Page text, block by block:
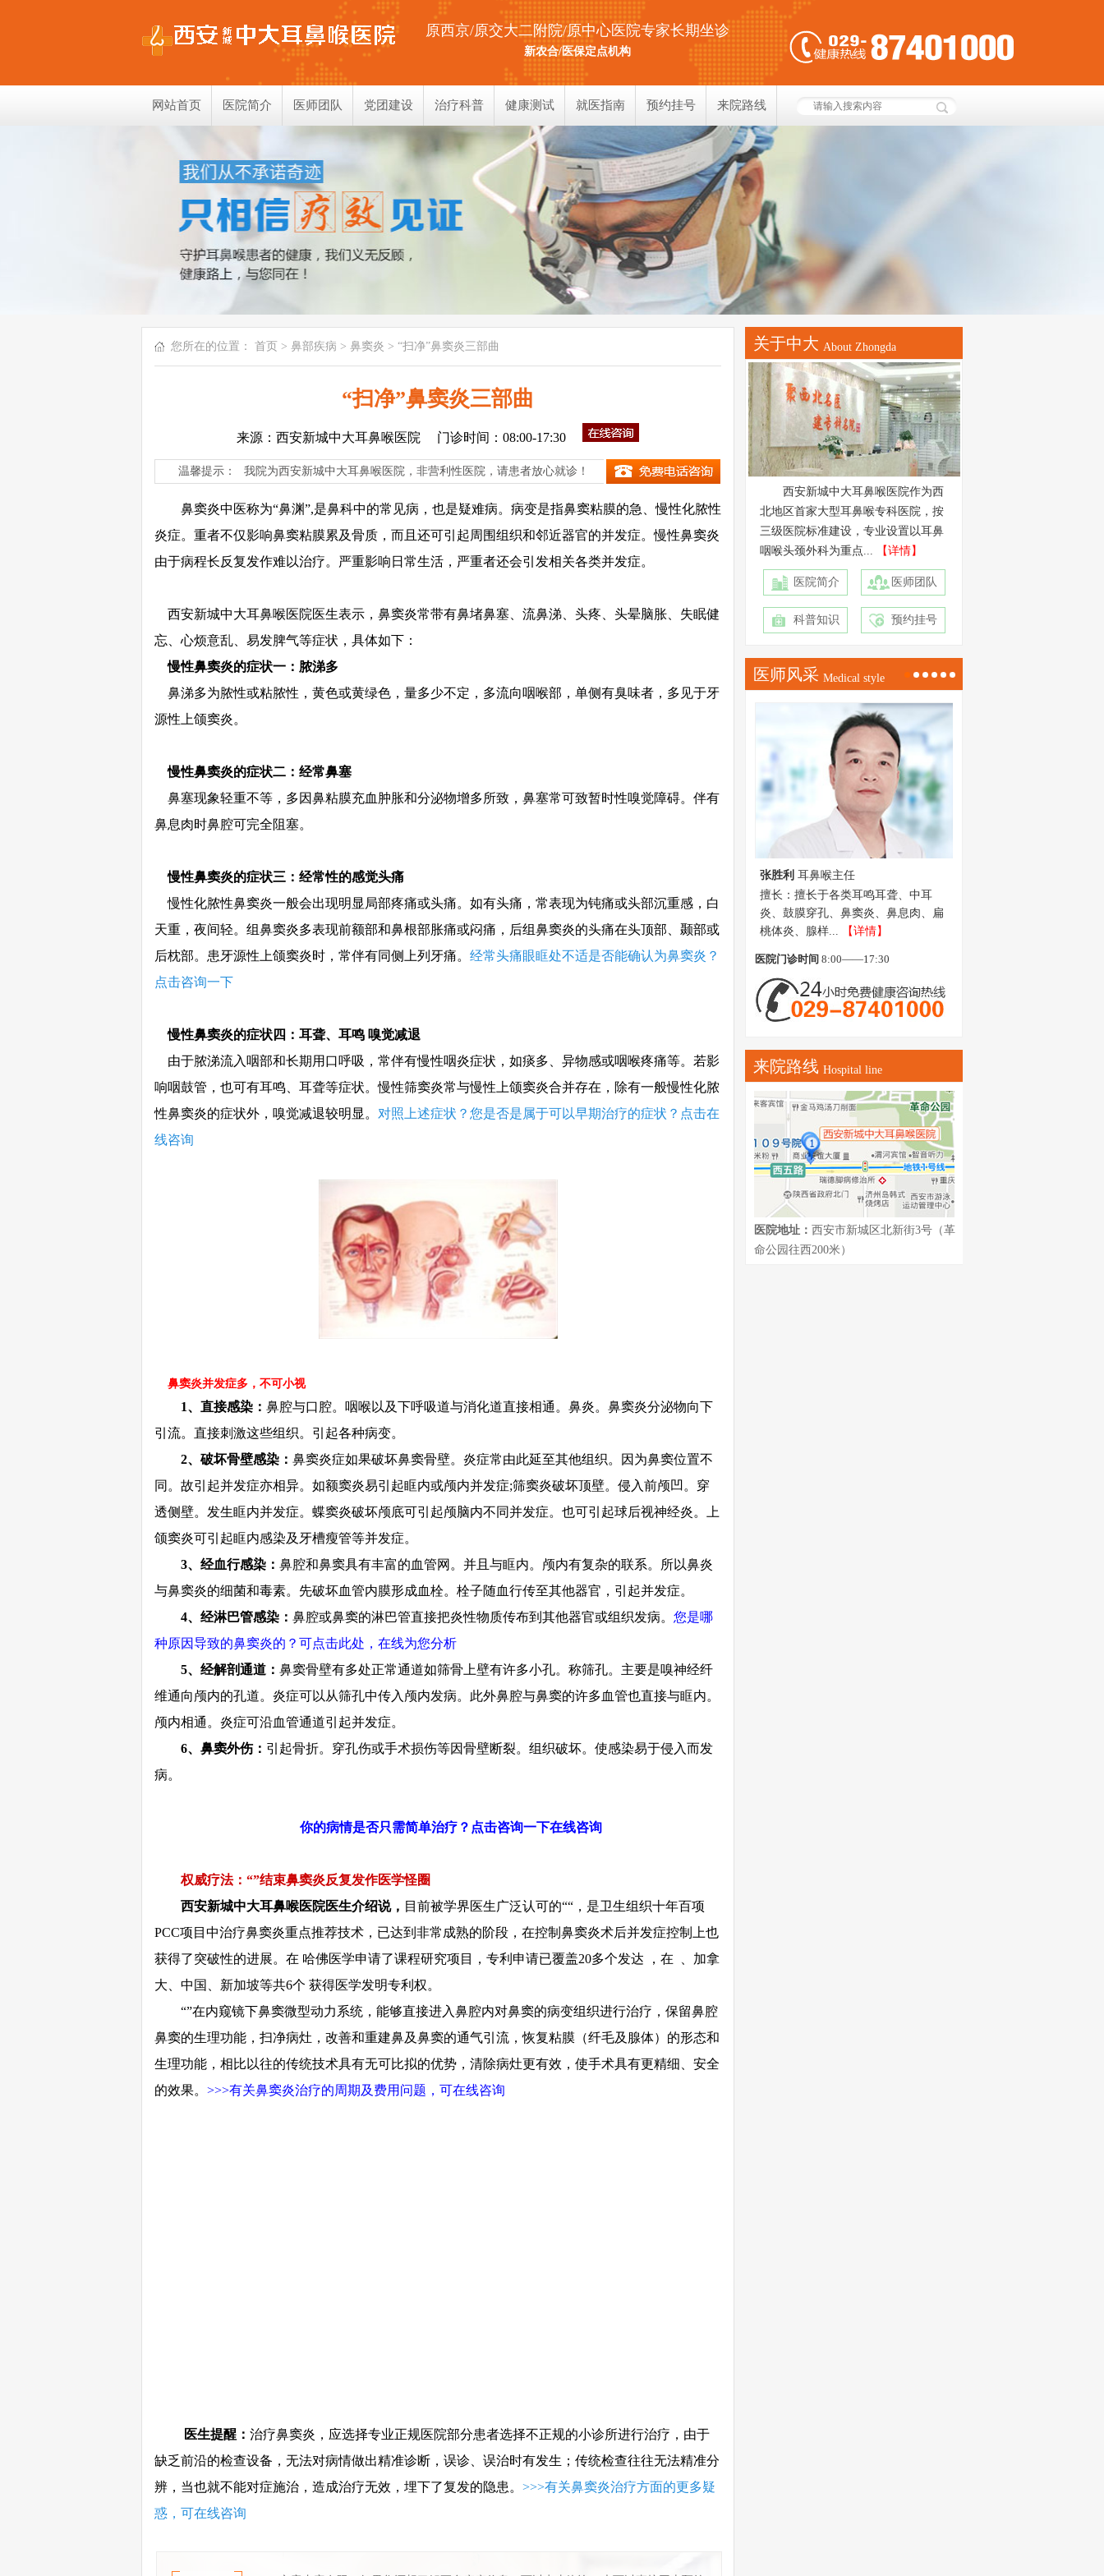
原西京/原交大二附院/原中心医院专家长期坐诊
新农合/医保定点机构
网站首页 医院简介 医师团队 党团建设 治疗科普 健康测试
耳部测试
鼻部测试
喉部测试
就医指南 预约挂号 来院路线
您所在的位置： 首页 > 鼻部疾病 > 鼻窦炎 > “扫净”鼻窦炎三部曲
“扫净”鼻窦炎三部曲
来源：西安新城中大耳鼻喉医院 门诊时间：08:00-17:30
温馨提示： 我院为西安新城中大耳鼻喉医院，非营利性医院，请患者放心就诊！
鼻窦炎中医称为“鼻渊”,是鼻科中的常见病，也是疑难病。病变是指鼻窦粘膜的急、慢性化脓性
炎症。重者不仅影响鼻窦粘膜累及骨质，而且还可引起周围组织和邻近器官的并发症。慢性鼻窦炎
由于病程长反复发作难以治疗。严重影响日常生活，严重者还会引发相关各类并发症。
西安新城中大耳鼻喉医院医生表示，鼻窦炎常带有鼻堵鼻塞、流鼻涕、头疼、头晕脑胀、失眠健
忘、心烦意乱、易发脾气等症状，具体如下：
慢性鼻窦炎的症状一：脓涕多
鼻涕多为脓性或粘脓性，黄色或黄绿色，量多少不定，多流向咽喉部，单侧有臭味者，多见于牙
源性上颌窦炎。
慢性鼻窦炎的症状二：经常鼻塞
鼻塞现象轻重不等，多因鼻粘膜充血肿胀和分泌物增多所致，鼻塞常可致暂时性嗅觉障碍。伴有
鼻息肉时鼻腔可完全阻塞。
慢性鼻窦炎的症状三：经常性的感觉头痛
慢性化脓性鼻窦炎一般会出现明显局部疼痛或头痛。如有头痛，常表现为钝痛或头部沉重感，白
天重，夜间轻。组鼻窦炎多表现前额部和鼻根部胀痛或闷痛，后组鼻窦炎的头痛在头顶部、颞部或
后枕部。患牙源性上颌窦炎时，常伴有同侧上列牙痛。 经常头痛眼眶处不适是否能确认为鼻窦炎？
点击咨询一下
慢性鼻窦炎的症状四：耳聋、耳鸣 嗅觉减退
由于脓涕流入咽部和长期用口呼吸，常伴有慢性咽炎症状，如痰多、异物感或咽喉疼痛等。若影
响咽鼓管，也可有耳鸣、耳聋等症状。慢性筛窦炎常与慢性上颌窦炎合并存在，除有一般慢性化脓
性鼻窦炎的症状外，嗅觉减退较明显。 对照上述症状？您是否是属于可以早期治疗的症状？点击在
线咨询
鼻窦炎并发症多，不可小视
1、直接感染： 鼻腔与口腔。咽喉以及下呼吸道与消化道直接相通。鼻炎。鼻窦炎分泌物向下
引流。直接刺激这些组织。引起各种病变。
2、破坏骨壁感染： 鼻窦炎症如果破坏鼻窦骨壁。炎症常由此延至其他组织。因为鼻窦位置不
同。故引起并发症亦相异。如额窦炎易引起眶内或颅内并发症;筛窦炎破坏顶壁。侵入前颅凹。穿
透侧壁。发生眶内并发症。蝶窦炎破坏颅底可引起颅脑内不同并发症。也可引起球后视神经炎。上
颌窦炎可引起眶内感染及牙槽瘦管等并发症。
3、经血行感染： 鼻腔和鼻窦具有丰富的血管网。并且与眶内。颅内有复杂的联系。所以鼻炎
与鼻窦炎的细菌和毒素。先破坏血管内膜形成血栓。栓子随血行传至其他器官，引起并发症。
4、经淋巴管感染： 鼻腔或鼻窦的淋巴管直接把炎性物质传布到其他器官或组织发病。 您是哪
种原因导致的鼻窦炎的？可点击此处，在线为您分析
5、经解剖通道： 鼻窦骨壁有多处正常通道如筛骨上壁有许多小孔。称筛孔。主要是嗅神经纤
维通向颅内的孔道。炎症可以从筛孔中传入颅内发病。此外鼻腔与鼻窦的许多血管也直接与眶内。
颅内相通。炎症可沿血管通道引起并发症。
6、鼻窦外伤： 引起骨折。穿孔伤或手术损伤等因骨壁断裂。组织破坏。使感染易于侵入而发
病。
你的病情是否只需简单治疗？点击咨询一下在线咨询
权威疗法：“”结束鼻窦炎反复发作医学怪圈
西安新城中大耳鼻喉医院医生介绍说， 目前被学界医生广泛认可的““，是卫生组织十年百项
PCC项目中治疗鼻窦炎重点推荐技术，已达到非常成熟的阶段，在控制鼻窦炎术后并发症控制上也
获得了突破性的进展。在 哈佛医学申请了课程研究项目，专利申请已覆盖20多个发达 ，在 、加拿
大、中国、新加坡等共6个 获得医学发明专利权。
“”在内窥镜下鼻窦微型动力系统，能够直接进入鼻腔内对鼻窦的病变组织进行治疗，保留鼻腔
鼻窦的生理功能，扫净病灶，改善和重建鼻及鼻窦的通气引流，恢复粘膜（纤毛及腺体）的形态和
生理功能，相比以往的传统技术具有无可比拟的优势，清除病灶更有效，使手术具有更精细、安全
的效果。 >>>有关鼻窦炎治疗的周期及费用问题，可在线咨询
医生提醒： 治疗鼻窦炎，应选择专业正规医院部分患者选择不正规的小诊所进行治疗，由于
缺乏前沿的检查设备，无法对病情做出精准诊断，误诊、误治时有发生；传统检查往往无法精准分
辨，当也就不能对症施治，造成治疗无效，埋下了复发的隐患。 >>>有关鼻窦炎治疗方面的更多疑
惑，可在线咨询
关于中大 About Zhongda
西安新城中大耳鼻喉医院作为西
北地区首家大型耳鼻喉专科医院，按
三级医院标准建设，专业设置以耳鼻
咽喉头颈外科为重点...
【详情】
医院简介 医师团队
科普知识 预约挂号
医师风采 Medical style
邓瑶珠 副教授 副主任医师
擅长：原西京医院耳鼻咽喉科副教
授，擅长神经耳科领域的研究，尤其
在听功能障碍...
【详情】
医院门诊时间 8:00——17:30
来院路线 Hospital line
医院地址： 西安市新城区北新街3号（革
命公园往西200米）